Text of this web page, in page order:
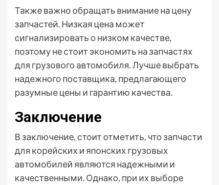
Также важно обращать внимание на цену
запчастей. Низкая цена может
сигнализировать о низком качестве,
поэтому не стоит экономить на запчастях
для грузового автомобиля. Лучше выбрать
надежного поставщика, предлагающего
разумные цены и гарантию качества.
Заключение
В заключение, стоит отметить, что запчасти
для корейских и японских грузовых
автомобилей являются надежными и
качественными. Однако, при их выборе